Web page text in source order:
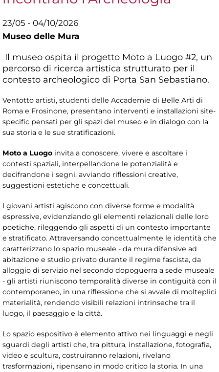
23/05 - 04/10/2026
Museo delle Mura
Il museo ospita il progetto Moto a Luogo #2, un
percorso di ricerca artistica strutturato per il
contesto archeologico di Porta San Sebastiano.
Ventotto artisti, studenti delle Accademie di Belle Arti di
Roma e Frosinone, presentano interventi e installazioni site-
specific pensati per gli spazi del museo e in dialogo con la
sua storia e le sue stratificazioni.
Moto a Luogo invita a conoscere, vivere e ascoltare i
contesti spaziali, interpellandone le potenzialità e
decifrandone i segni, avviando riflessioni creative,
suggestioni estetiche e concettuali.
I giovani artisti agiscono con diverse forme e modalità
espressive, evidenziando gli elementi relazionali delle loro
poetiche, rileggendo gli aspetti di un contesto importante
e stratificato. Attraversando concettualmente le identità che
caratterizzano lo spazio museale - da mura difensive ad
abitazione e studio privato durante il regime fascista, da
alloggio di servizio nel secondo dopoguerra a sede museale
- gli artisti riuniscono temporalità diverse in contiguità con il
contemporaneo, in una riflessione che si avvale di molteplici
materialità, rendendo visibili relazioni intrinseche tra il
luogo, il paesaggio e la città.
Lo spazio espositivo è elemento attivo nei linguaggi e negli
sguardi degli artisti che, tra pittura, installazione, fotografia,
video e scultura, costruiranno relazioni, rivelano
trasformazioni, ripensano in modo critico la storia. In una